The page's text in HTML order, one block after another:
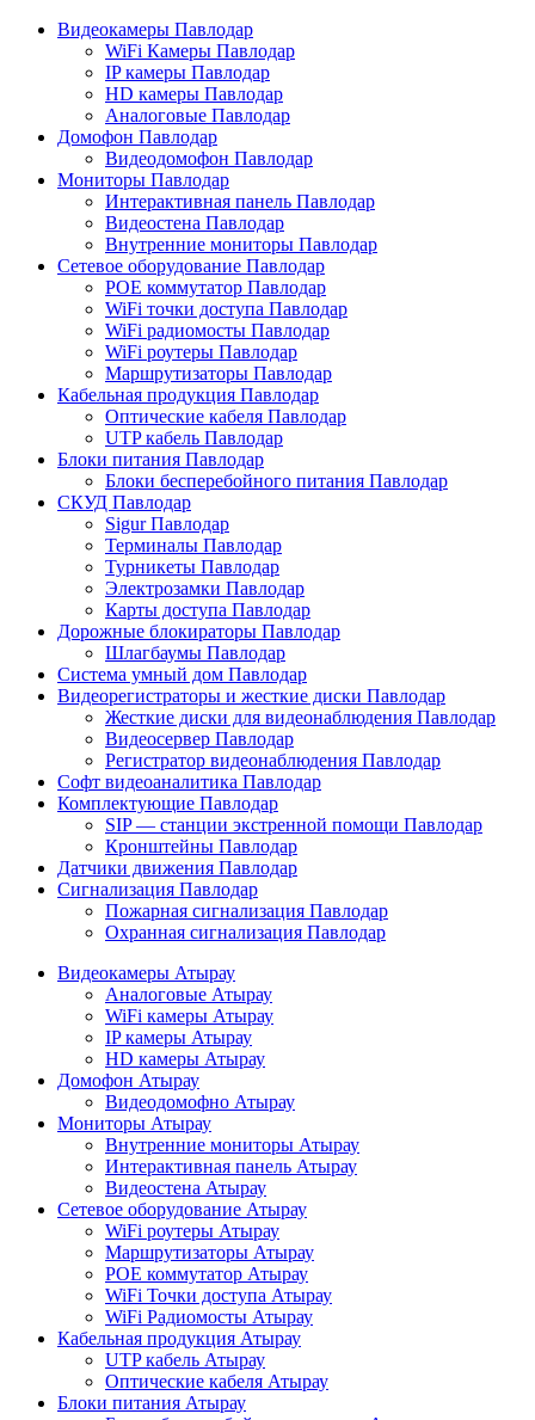
Видеокамеры Павлодар
WiFi Камеры Павлодар
IP камеры Павлодар
HD камеры Павлодар
Аналоговые Павлодар
Домофон Павлодар
Видеодомофон Павлодар
Мониторы Павлодар
Интерактивная панель Павлодар
Видеостена Павлодар
Внутренние мониторы Павлодар
Сетевое оборудование Павлодар
POE коммутатор Павлодар
WiFi точки доступа Павлодар
WiFi радиомосты Павлодар
WiFi роутеры Павлодар
Маршрутизаторы Павлодар
Кабельная продукция Павлодар
Оптические кабеля Павлодар
UTP кабель Павлодар
Блоки питания Павлодар
Блоки бесперебойного питания Павлодар
СКУД Павлодар
Sigur Павлодар
Терминалы Павлодар
Турникеты Павлодар
Электрозамки Павлодар
Карты доступа Павлодар
Дорожные блокираторы Павлодар
Шлагбаумы Павлодар
Система умный дом Павлодар
Видеорегистраторы и жесткие диски Павлодар
Жесткие диски для видеонаблюдения Павлодар
Видеосервер Павлодар
Регистратор видеонаблюдения Павлодар
Софт видеоаналитика Павлодар
Комплектующие Павлодар
SIP — станции экстренной помощи Павлодар
Кронштейны Павлодар
Датчики движения Павлодар
Сигнализация Павлодар
Пожарная сигнализация Павлодар
Охранная сигнализация Павлодар
Видеокамеры Атырау
Аналоговые Атырау
WiFi камеры Атырау
IP камеры Атырау
HD камеры Атырау
Домофон Атырау
Видеодомофно Атырау
Мониторы Атырау
Внутренние мониторы Атырау
Интерактивная панель Атырау
Видеостена Атырау
Сетевое оборудование Атырау
WiFi роутеры Атырау
Маршрутизаторы Атырау
POE коммутатор Атырау
WiFi Точки доступа Атырау
WiFi Радиомосты Атырау
Кабельная продукция Атырау
UTP кабель Атырау
Оптические кабеля Атырау
Блоки питания Атырау